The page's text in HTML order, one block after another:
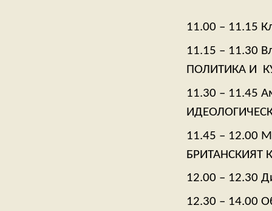
11.00 – 11.15
11.15 – 11.30
ПОЛИТИКА И
11.30 – 11.45
11.45 – 12.00
БРИТАНСКИЯТ
12.00 – 12.30
12.30 – 14.00